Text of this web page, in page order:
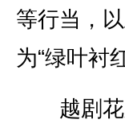
等行当，
为“绿叶衬
越剧花